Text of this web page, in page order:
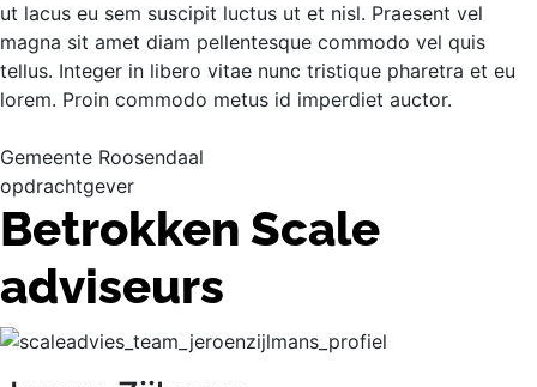
ut lacus eu sem suscipit luctus ut et nisl. Praesent vel
magna sit amet diam pellentesque commodo vel quis
tellus. Integer in libero vitae nunc tristique pharetra et eu
lorem. Proin commodo metus id imperdiet auctor.​
Gemeente Roosendaal
opdrachtgever
Betrokken Scale
adviseurs